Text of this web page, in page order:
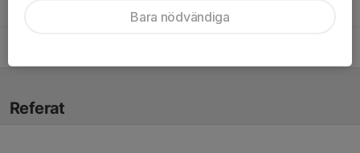
Referat
Bara nödvändiga